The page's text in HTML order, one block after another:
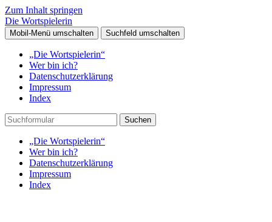
Zum Inhalt springen
Die Wortspielerin
Mobil-Menü umschalten Suchfeld umschalten
„Die Wortspielerin“
Wer bin ich?
Datenschutzerklärung
Impressum
Index
Suchen
„Die Wortspielerin“
Wer bin ich?
Datenschutzerklärung
Impressum
Index